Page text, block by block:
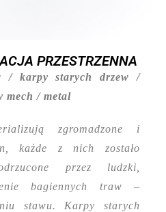
PRZESTRZENNA
/ karpy starych drzew /
mech / metal
zgromadzone i
każde z nich zostało
przez ludzki,
bagiennych traw –
stawu. Karpy starych